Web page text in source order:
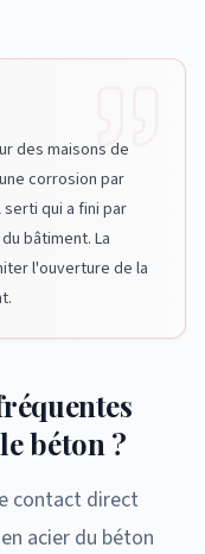
des maisons de
corrosion par
qui a fini par
bâtiment. La
l'ouverture de la
béton ?
contact direct
acier du béton